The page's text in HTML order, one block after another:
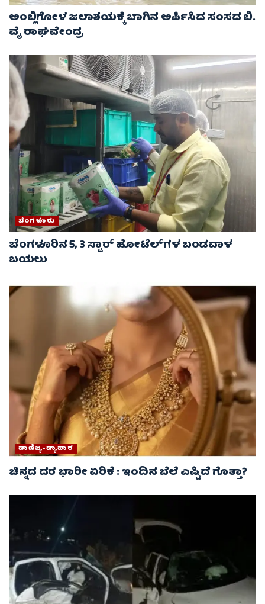
ಅಂಬ್ಲಿಗೋಳ ಜಲಾಶಯಕ್ಕೆ ಬಾಗಿನ ಅರ್ಪಿಸಿದ ಸಂಸದ ಬಿ.
ವೈ ರಾಘವೇಂದ್ರ
ಬೆಂಗಳೂರು
ಬೆಂಗಳೂರಿನ 5, 3 ಸ್ಟಾರ್​​​​ ಹೋಟೆಲ್​​​​ಗಳ ಬಂಡವಾಳ
ಬಯಲು
ವಾಣಿಜ್ಯ-ವ್ಯಾಪಾರ
ಚಿನ್ನದ ದರ ಭಾರೀ ಏರಿಕೆ : ಇಂದಿನ ಬೆಲೆ ಎಷ್ಟಿದೆ ಗೊತ್ತಾ?